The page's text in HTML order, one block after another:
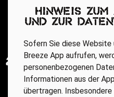
Hinweis
und zur
Sofern Sie diese Website
Breeze App aufrufen,
personenbezogenen
Informationen aus der
übertragen.